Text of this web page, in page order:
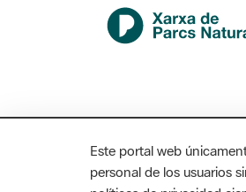
Este portal web
personal de los usuarios